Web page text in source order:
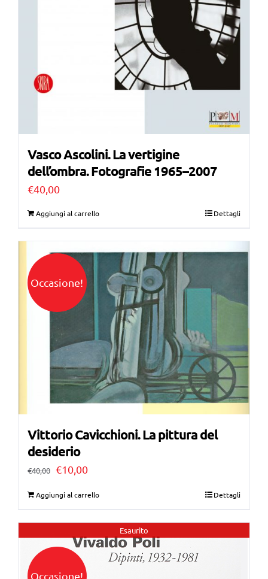
Vasco Ascolini. La vertigine
dell’ombra. Fotografie 1965–2007
€40,00
Aggiungi al carrello Dettagli
Occasione!
Vittorio Cavicchioni. La pittura del
desiderio
€40,00 Il
era:
€40,00.
€10,00Il
è:
€10,00.
Aggiungi al carrello Dettagli
Esaurito
Occasione!